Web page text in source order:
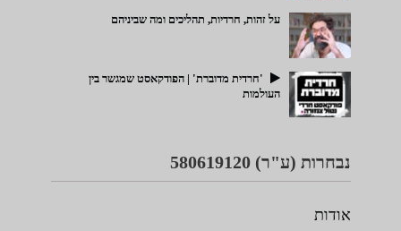
על זהות, חרדיות, תהליכים ומה שביניהם
'חרדית מדוברת' | הפודקאסט שמגשר בין
העולמות
נבחרות (ע"ר) 580619120
אודות